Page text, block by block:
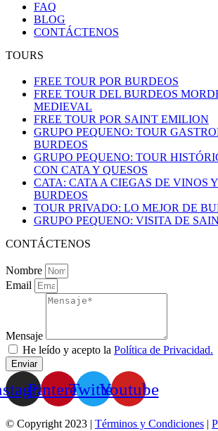
FAQ
BLOG
CONTÁCTENOS
TOURS
FREE TOUR POR BURDEOS
FREE TOUR DEL BURDEOS
MEDIEVAL
FREE TOUR POR SAINT EMILION
GRUPO PEQUENO: TOUR
BURDEOS
GRUPO PEQUENO: TOUR
CON CATA Y QUESOS
CATA: CATA A CIEGAS DE VINOS
BURDEOS
TOUR PRIVADO: LO MEJOR DE
GRUPO PEQUENO: VISITA DE
CONTÁCTENOS
Nombre
Email
Mensaje
He leído y acepto la Política de Privacidad.
Enviar
PinterestTwitterYoutube
© Copyright 2023 | Términos y Condiciones |